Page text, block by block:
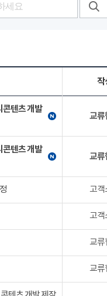
작
콘텐츠 개발
교류
콘텐츠 개발
교류
고객
고객
교류
교류